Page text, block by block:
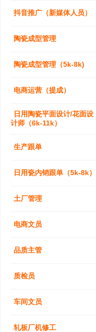
抖音推广（新媒体人员）
陶瓷成型管理
陶瓷成型管理（5k-8k)
电商运营（提成）
日用陶瓷平面设计/花面设
计师（6k-11k）
生产跟单
日用瓷内销跟单（5k-8k）
土厂管理
电商文员
品质主管
质检员
车间文员
轧板厂机修工